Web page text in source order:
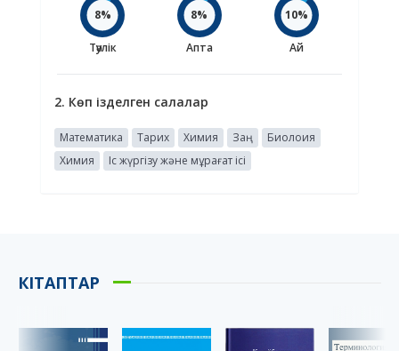
8%
Тәулік
8%
Апта
10%
Ай
2. Көп ізделген салалар
Математика Тарих Химия Заң
Биолоия
Химия
Іс жүргізу және мұрағат ісі
КІТАПТАР